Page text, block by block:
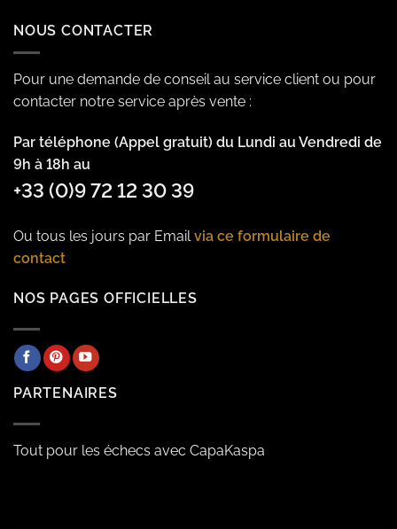
NOUS CONTACTER
Pour une demande de conseil au service client ou pour
contacter notre service après vente :
Par téléphone (Appel gratuit) du Lundi au Vendredi de
9h à 18h au
+33 (0)9 72 12 30 39
Ou tous les jours par Email via ce formulaire de
contact
NOS PAGES OFFICIELLES
PARTENAIRES
Tout pour les échecs avec CapaKaspa